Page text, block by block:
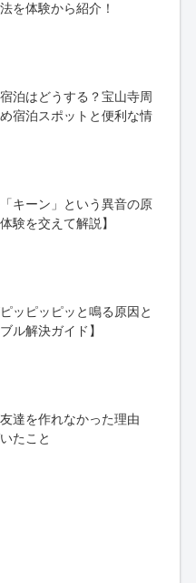
を体験から紹介！
泊はどうする？宝山寺周
宿泊スポットと便利な情
キーン」という異音の原
験を交えて解説】
ッピッピッと鳴る原因と
ル解決ガイド】
達を作れなかった理由
たこと